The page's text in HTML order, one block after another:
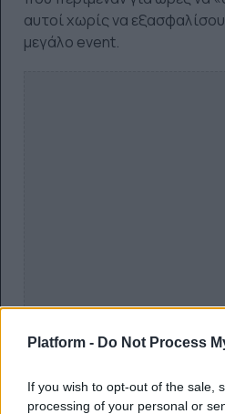
Platform - Do Not Process
If you wish to opt-out of the sale,
processing of your personal or
αυτοί χωρίς να
μεγάλο event.